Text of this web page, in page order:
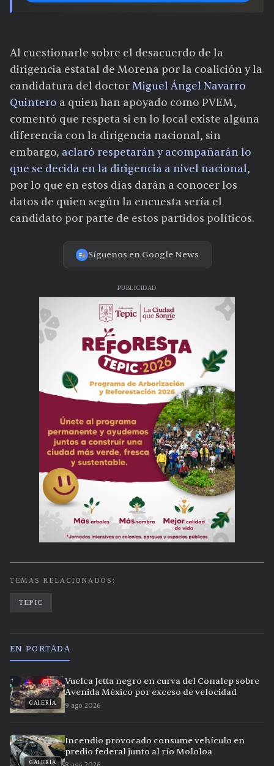
Al cuestionarle sobre el desacuerdo de la
dirigencia estatal de Morena por la coalición y la
candidatura del doctorMiguel Ángel Navarro
Quintero a quien han apoyado como PVEM,
comentó que respeta si en lo local existe alguna
diferencia con la dirigencia nacional, sin
embargo, aclaró respetarán y acompañarán lo
que se decida en la dirigencia a nivel nacional,
por lo que en estos días darán a conocer los
datos de quien según la encuesta sería el
candidato por parte de estos partidos políticos.
Síguenos en Google News
PUBLICIDAD
TEMAS RELACIONADOS:
TEPIC
EN PORTADA
GALERÍA
Vuelca Jetta negro en curva del Conalep sobre
Avenida México por exceso de velocidad
9 ago 2026
GALERÍA
Incendio provocado consume vehículo en
predio federal junto al río Mololoa